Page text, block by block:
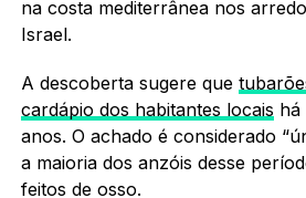
na costa mediterrânea nos
Israel.
A descoberta sugere que
cardápio dos habitantes locais há
anos. O achado é considerado
a maioria dos anzóis desse
feitos de osso.